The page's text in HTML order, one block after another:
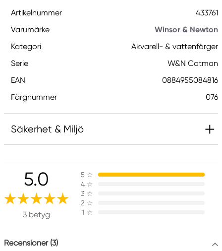
Artikelnummer
433761
Varumärke
Winsor & Newton
Kategori
Akvarell- & vattenfärger
Serie
W&N Cotman
EAN
0884955084816
Färgnummer
076
Säkerhet & Miljö
Innehåller 2-metyl-1,2-bensotiazol-3-(2H)-on;
[MBIT]. Kan orsaka en allergisk reaktion.
Ansvarig EU
Winsor & Newton
Östra Långgatan 87
5.0
3 betyg
5 ☆
4 ☆
3 ☆
2 ☆
1 ☆
Recensioner (3)